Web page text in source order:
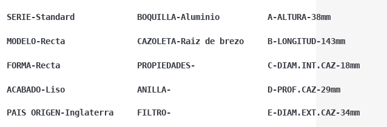
SERIE-Standard BOQUILLA-Aluminio A-ALTURA-38mm
MODELO-Recta CAZOLETA-Raiz de brezo B-LONGITUD-143mm
FORMA-Recta PROPIEDADES- C-DIAM.INT.CAZ-18mm
ACABADO-Liso ANILLA- D-PROF.CAZ-29mm
PAIS ORIGEN-Inglaterra FILTRO- E-DIAM.EXT.CAZ-34mm